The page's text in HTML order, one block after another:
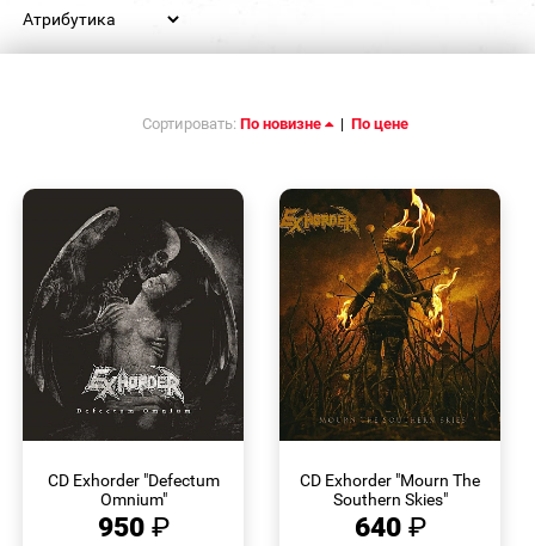
Сортировать: По новизне | По цене
CD Exhorder "Defectum
Omnium"
950 ₽
CD Exhorder "Mourn The
Southern Skies"
640 ₽